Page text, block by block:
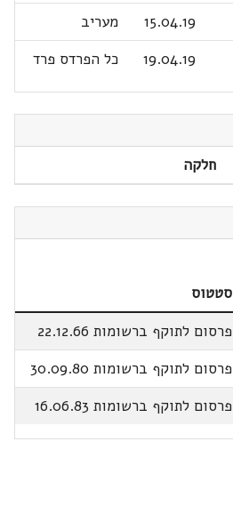
15.04.19
מעריב
19.04.19 כל הפרדס פרד
חלקה
סטטוס
פרסום לתוקף ברשומות 22.12.66
פרסום לתוקף ברשומות 30.09.80
פרסום לתוקף ברשומות 16.06.83